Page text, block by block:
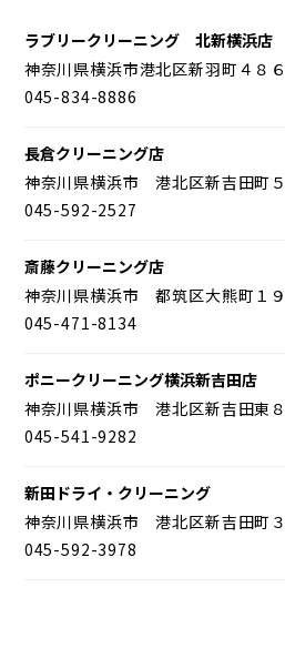
ラブリークリーニング 北新横浜店
神奈川県横浜市港北区新羽町４８
045-834-8886
長倉クリーニング店
神奈川県横浜市 港北区新吉田町
045-592-2527
斎藤クリーニング店
神奈川県横浜市 都筑区大熊町１
045-471-8134
ポニークリーニング横浜新吉田店
神奈川県横浜市 港北区新吉田東
045-541-9282
新田ドライ・クリーニング
神奈川県横浜市 港北区新吉田町
045-592-3978